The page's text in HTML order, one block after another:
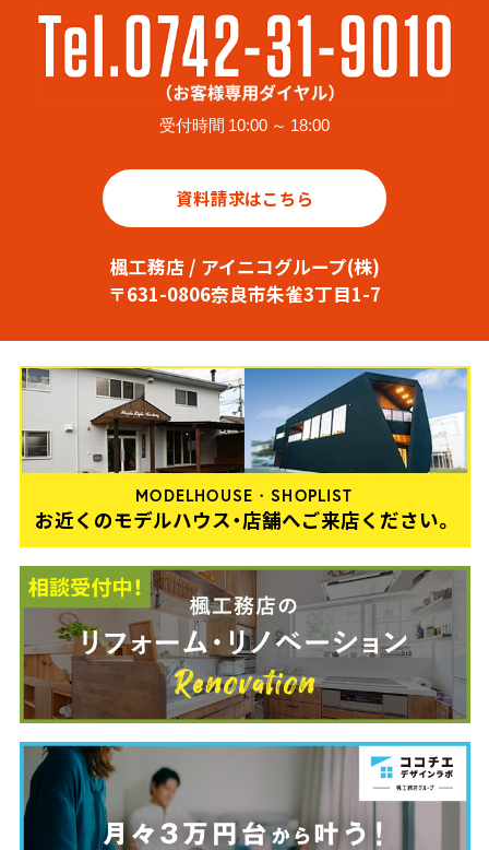
受付時間 10:00 ～ 18:00
資料請求はこちら
楓工務店 / アイニコグループ(株)
〒631-0806奈良市朱雀3丁目1-7
MODELHOUSE・SHOPLIST
お近くのモデルハウス・店舗へご来店ください。